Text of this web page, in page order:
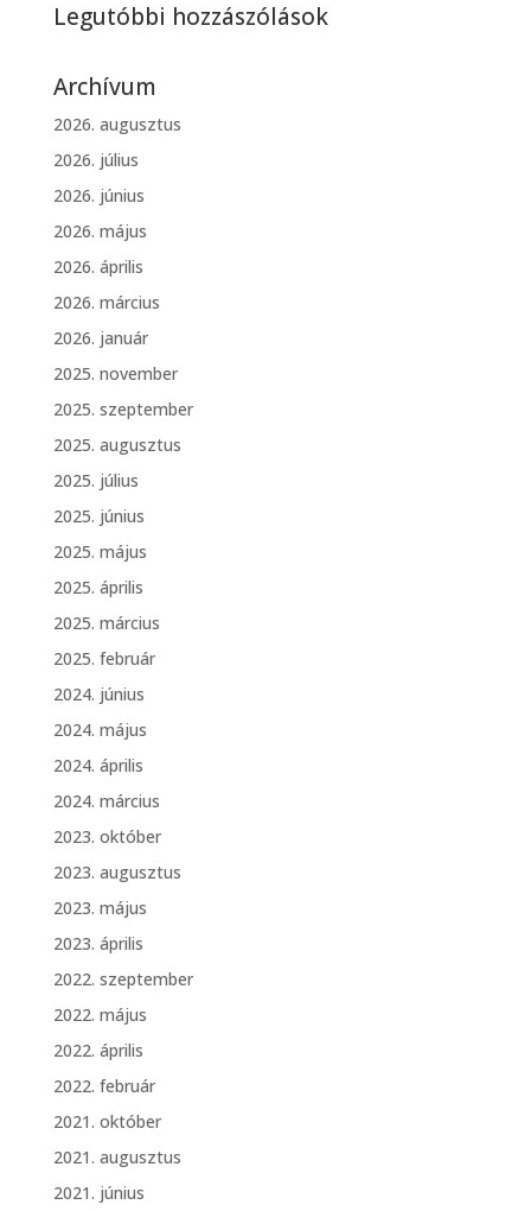
Legutóbbi hozzászólások
Archívum
2026. augusztus
2026. július
2026. június
2026. május
2026. április
2026. március
2026. január
2025. november
2025. szeptember
2025. augusztus
2025. július
2025. június
2025. május
2025. április
2025. március
2025. február
2024. június
2024. május
2024. április
2024. március
2023. október
2023. augusztus
2023. május
2023. április
2022. szeptember
2022. május
2022. április
2022. február
2021. október
2021. augusztus
2021. június